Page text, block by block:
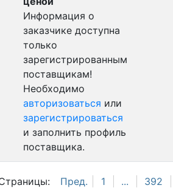
Пред. 1 ... 392
Информация о
заказчике доступна
только
зарегистрированным
поставщикам!
Необходимо
авторизоваться или
зарегистрироваться
и заполнить профиль
поставщика.